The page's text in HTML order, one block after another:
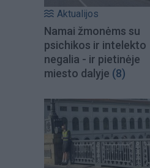
Aktualijos
Namai žmonėms su
psichikos ir intelekto
negalia - ir pietinėje
miesto dalyje (8)